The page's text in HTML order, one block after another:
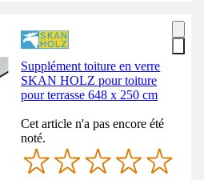
Supplément toiture en verre
SKAN HOLZ pour toiture
pour terrasse 648 x 250 cm
Cet article n'a pas encore été
noté.